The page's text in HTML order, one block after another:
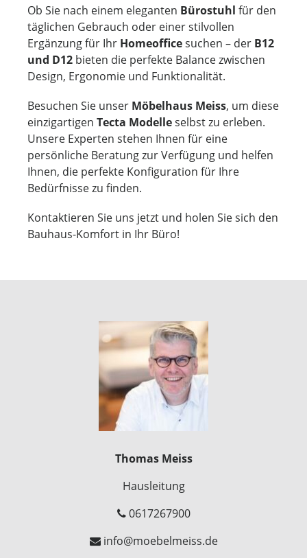
Ob Sie nach einem eleganten Bürostuhl für den
täglichen Gebrauch oder einer stilvollen
Ergänzung für Ihr Homeofficesuchen – der B12
und D12 bieten die perfekte Balance zwischen
Design, Ergonomie und Funktionalität.
Besuchen Sie unser Möbelhaus Meiss, um diese
einzigartigen Tecta Modelleselbst zu erleben.
Unsere Experten stehen Ihnen für eine
persönliche Beratung zur Verfügung und helfen
Ihnen, die perfekte Konfiguration für Ihre
Bedürfnisse zu finden.
Kontaktieren Sie uns jetzt und holen Sie sich den
Bauhaus-Komfort in Ihr Büro!
Thomas Meiss
Hausleitung
0617267900
info@moebelmeiss.de